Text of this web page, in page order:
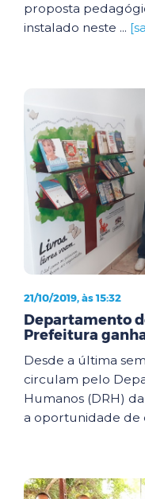
proposta
instalado neste ...
21/10/2019, às 15:32
Departamento
Prefeitura
Desde a última
circulam pelo
Humanos (DRH)
a oportunidade de